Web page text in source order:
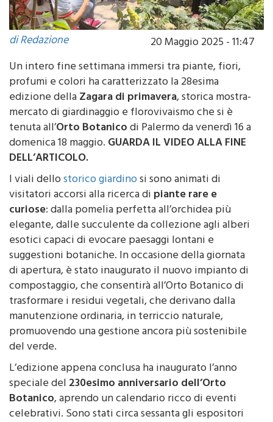
di Redazione
20 Maggio 2025 - 11:47
Un intero fine settimana immersi tra piante, fiori,
profumi e colori ha caratterizzato la 28esima
edizione dellaZagara di primavera, storica mostra-
mercato di giardinaggio e florovivaismo che si è
tenuta all’Orto Botanicodi Palermo da venerdì 16 a
domenica 18 maggio.
DELL’ARTICOLO.
I viali dellostorico giardinosi sono animati di
visitatori accorsi alla ricerca dipiante rare e
curiose: dalla pomelia perfetta all’orchidea più
elegante, dalle succulente da collezione agli alberi
esotici capaci di evocare paesaggi lontani e
suggestioni botaniche. In occasione della giornata
di apertura, è stato inaugurato il nuovo impianto di
compostaggio, che consentirà all’Orto Botanico di
trasformare i residui vegetali, che derivano dalla
manutenzione ordinaria, in terriccio naturale,
promuovendo una gestione ancora più sostenibile
del verde.
L’edizione appena conclusa ha inaugurato l’anno
speciale del230esimo anniversario dell’Orto
Botanico, aprendo un calendario ricco di eventi